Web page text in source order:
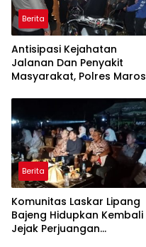
Berita
Antisipasi Kejahatan
Jalanan Dan Penyakit
Masyarakat, Polres Maros
Kondusif
Berita
Komunitas Laskar Lipang
Bajeng Hidupkan Kembali
Jejak Perjuangan